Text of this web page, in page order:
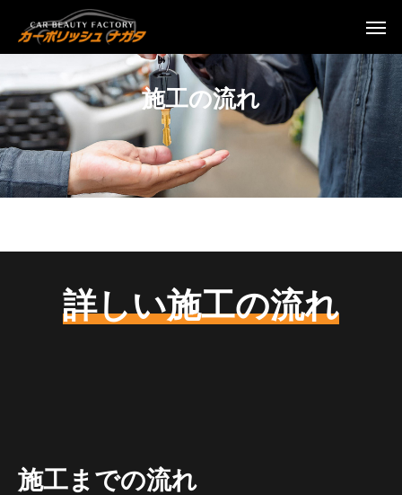
施工の流れ
詳しい施工の流れ
施工までの流れ